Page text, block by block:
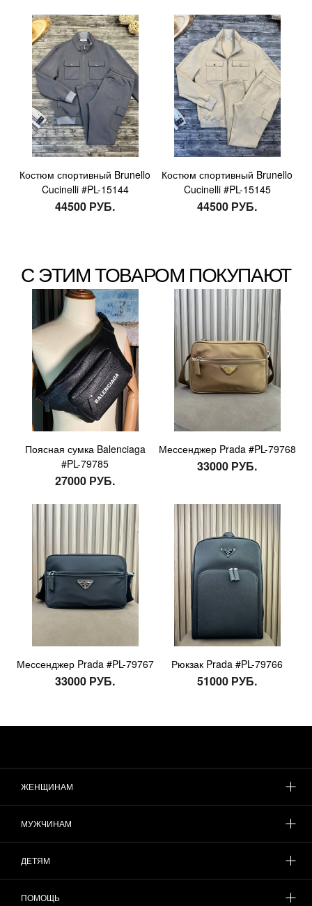
Костюм спортивный Brunello
Cucinelli #PL-15144
44500 РУБ.
Костюм спортивный Brunello
Cucinelli #PL-15145
44500 РУБ.
С ЭТИМ ТОВАРОМ ПОКУПАЮТ
Поясная сумка Balenciaga
#PL-79785
27000 РУБ.
Мессенджер Prada #PL-79768
33000 РУБ.
Мессенджер Prada #PL-79767
33000 РУБ.
Рюкзак Prada #PL-79766
51000 РУБ.
ЖЕНЩИНАМ
МУЖЧИНАМ
ДЕТЯМ
ПОМОЩЬ